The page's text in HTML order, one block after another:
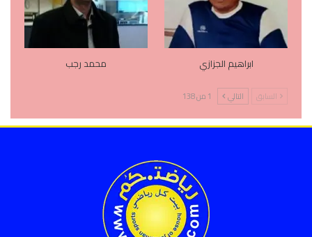
ابراهيم الجزازي محمد رجب
السابق التالي 1 من 138